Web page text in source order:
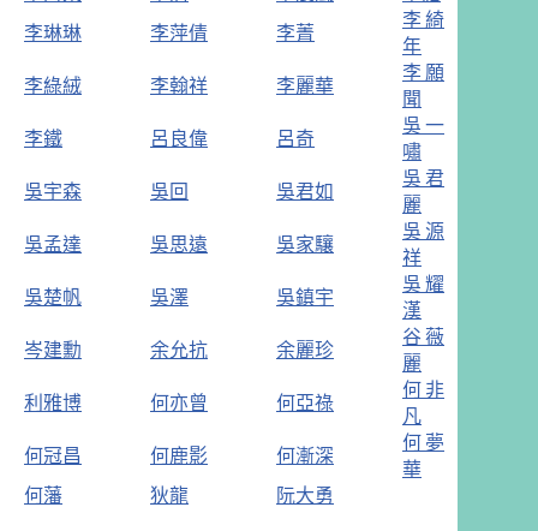
李琳琳
李萍倩 李菁
李綺
年
李綠絨
李翰祥 李麗華
李願
聞
李鐵
呂良偉 呂奇
吳一
嘯
吳宇森
吳回 吳君如
吳君
麗
吳孟達
吳思遠 吳家驤
吳源
祥
吳楚帆
吳澤 吳鎮宇
吳耀
漢
岑建勳
余允抗 余麗珍
谷薇
麗
利雅博
何亦曾 何亞祿
何非
凡
何冠昌
何鹿影 何漸深
何夢
華
何藩
狄龍
阮大勇